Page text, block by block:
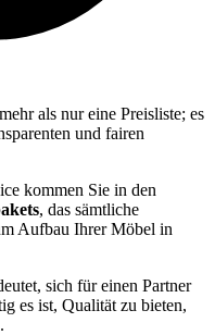
als nur eine Preisliste; es
und fairen
kommen Sie in den
, das sämtliche
Aufbau Ihrer Möbel in
sich für einen Partner
es ist, Qualität zu bieten,